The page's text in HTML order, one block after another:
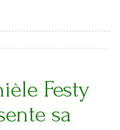
Festy
sa